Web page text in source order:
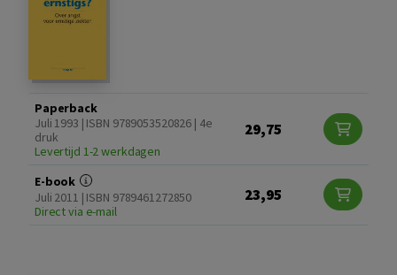
Paperback
Juli 1993 | ISBN 9789053520826 | 4e
druk
Levertijd 1-2 werkdagen
29,75
E-book
Juli 2011 | ISBN 9789461272850
Direct via e-mail
23,95